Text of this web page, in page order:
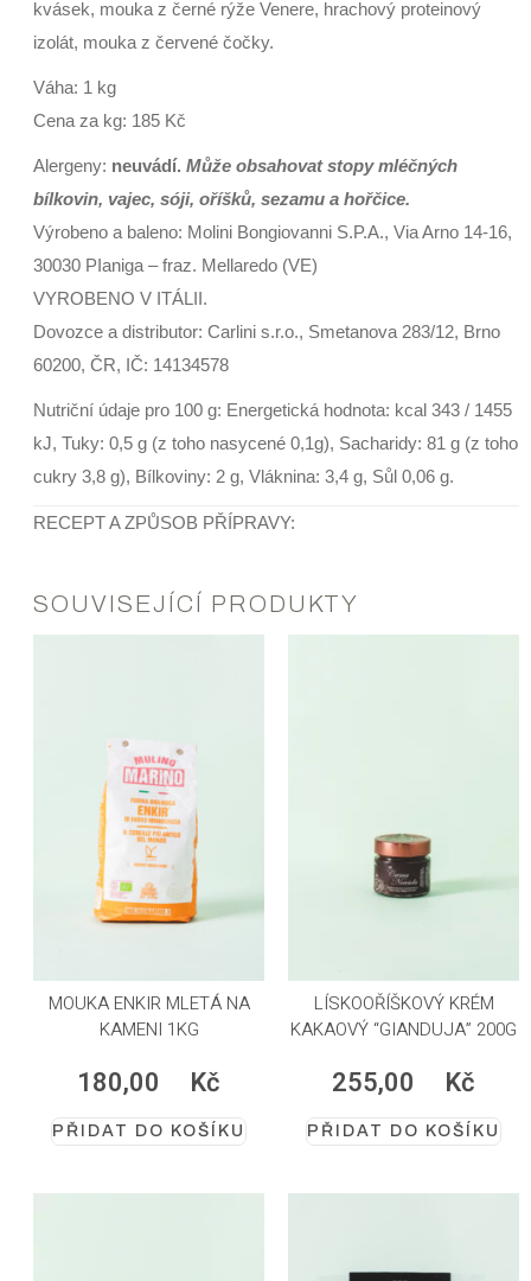
kvásek, mouka z černé rýže Venere, hrachový proteinový
izolát, mouka z červené čočky.
Váha: 1 kg
Cena za kg: 185 Kč
Alergeny: neuvádí. Může obsahovat stopy mléčných
bílkovin, vajec, sóji, oříšků, sezamu a hořčice.
Výrobeno a baleno: Molini Bongiovanni S.P.A., Via Arno 14-16,
30030 PIaniga – fraz. Mellaredo (VE)
VYROBENO V ITÁLII.
Dovozce a distributor: Carlini s.r.o., Smetanova 283/12, Brno
60200, ČR, IČ: 14134578
Nutriční údaje pro 100 g: Energetická hodnota: kcal 343 / 1455
kJ, Tuky: 0,5 g (z toho nasycené 0,1g), Sacharidy: 81 g (z toho
cukry 3,8 g), Bílkoviny: 2 g, Vláknina: 3,4 g, Sůl 0,06 g.
RECEPT A ZPŮSOB PŘÍPRAVY:
SOUVISEJÍCÍ PRODUKTY
MOUKA ENKIR MLETÁ NA
KAMENI 1KG
180,00 Kč
PŘIDAT DO KOŠÍKU
LÍSKOOŘÍŠKOVÝ KRÉM
KAKAOVÝ “GIANDUJA” 200G
255,00 Kč
PŘIDAT DO KOŠÍKU